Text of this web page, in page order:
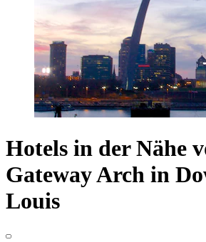
Hotels in der Nähe
Gateway Arch in
Louis